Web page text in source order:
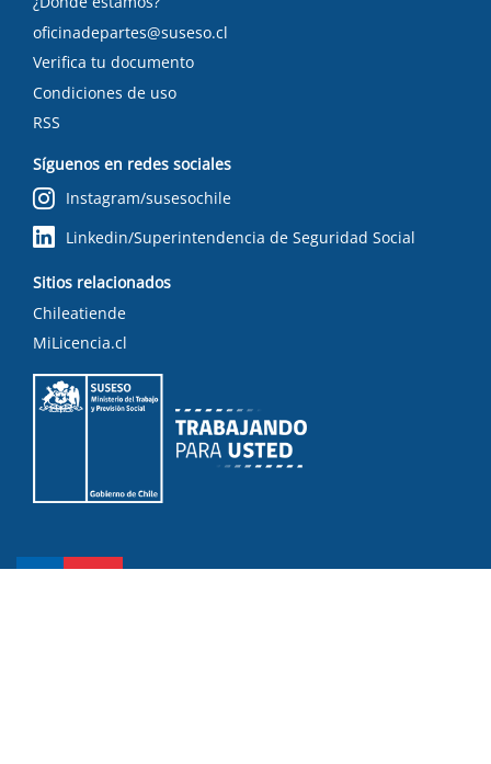
oficinadepartes@suseso.cl
Verifica tu documento
Condiciones de uso
RSS
Síguenos en redes sociales
Instagram/susesochile
Linkedin/Superintendencia de Seguridad Social
Sitios relacionados
Chileatiende
MiLicencia.cl